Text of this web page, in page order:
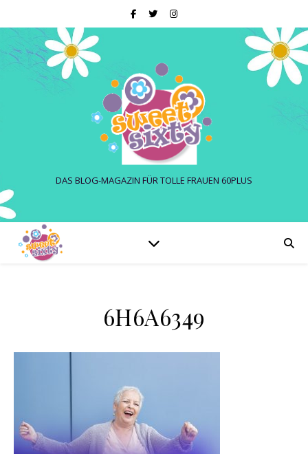
DAS BLOG-MAGAZIN FÜR TOLLE FRAUEN 60PLUS
6H6A6349